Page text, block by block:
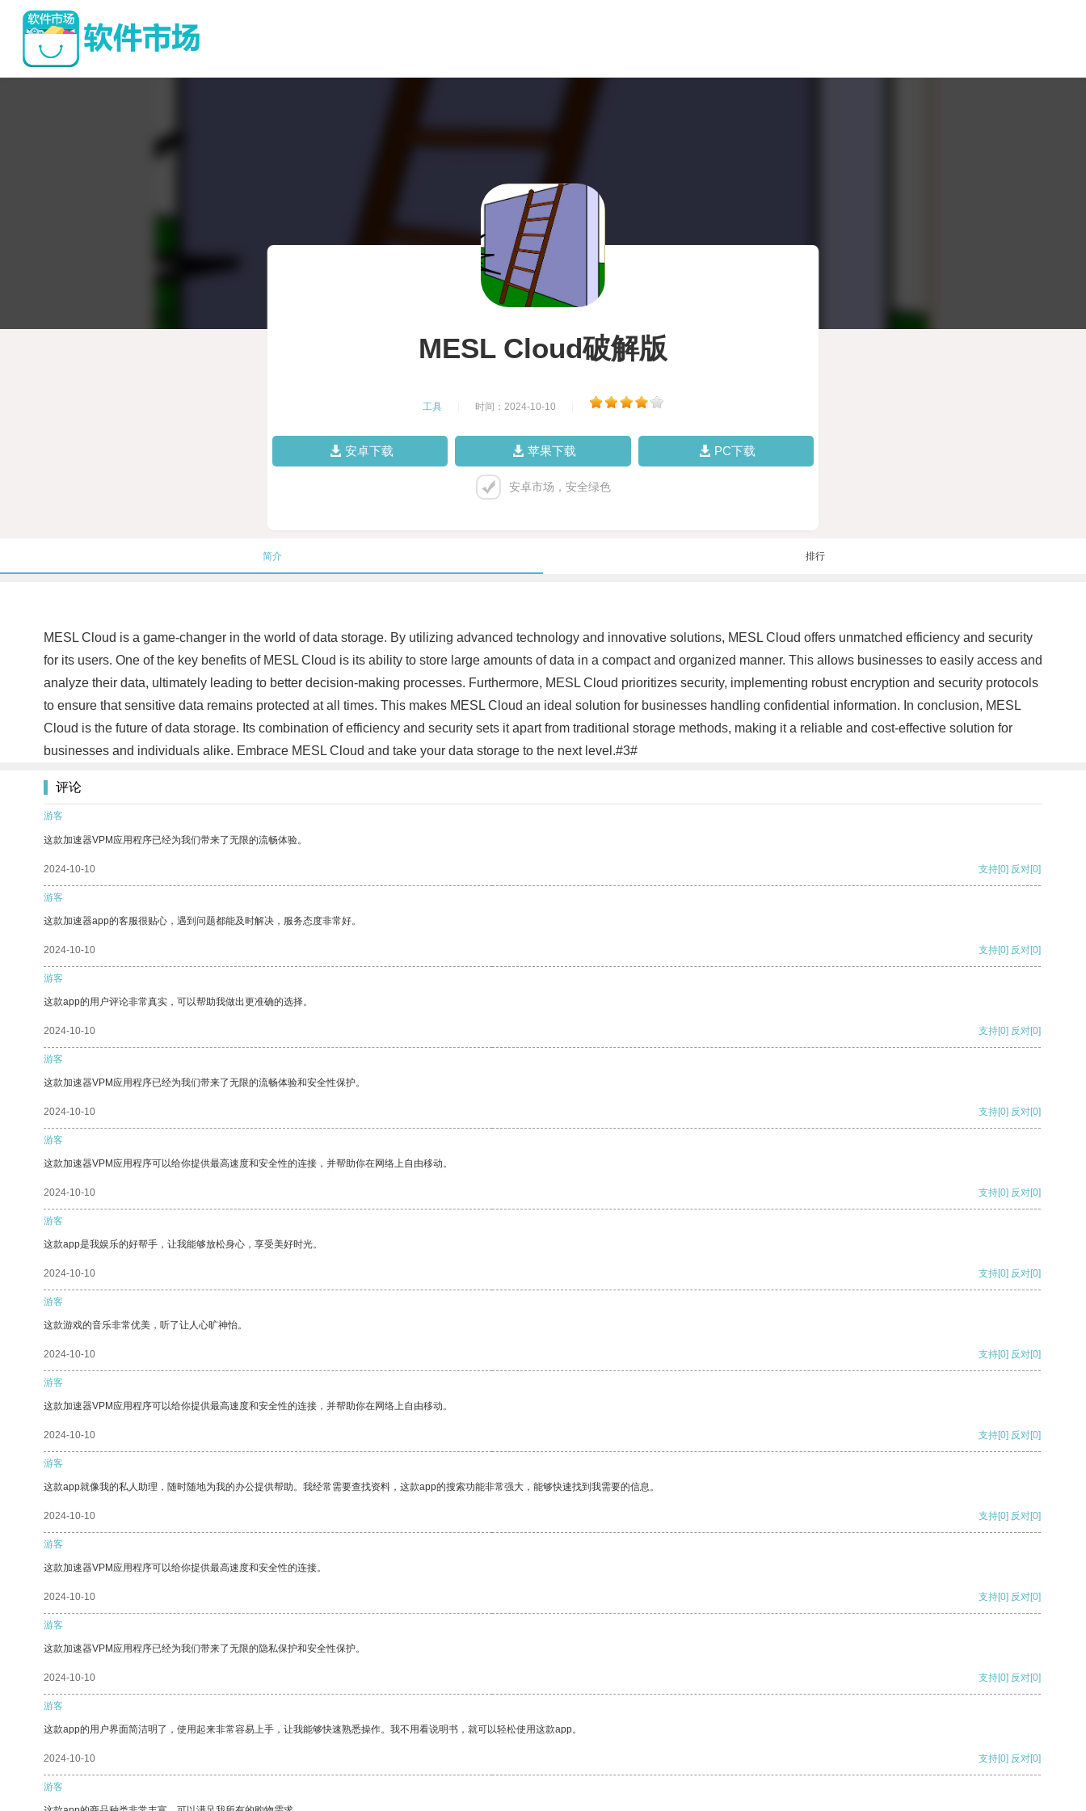
MESL Cloud破解版
工具 时间：2024-10-10
安卓下载 苹果下载 PC下载
安卓市场，安全绿色
简介 排行
MESL Cloud is a game-changer in the world of data storage. By utilizing advanced technology and innovative solutions, MESL Cloud offers unmatched efficiency and security
for its users. One of the key benefits of MESL Cloud is its ability to store large amounts of data in a compact and organized manner. This allows businesses to easily access and
analyze their data, ultimately leading to better decision-making processes. Furthermore, MESL Cloud prioritizes security, implementing robust encryption and security protocols
to ensure that sensitive data remains protected at all times. This makes MESL Cloud an ideal solution for businesses handling confidential information. In conclusion, MESL
Cloud is the future of data storage. Its combination of efficiency and security sets it apart from traditional storage methods, making it a reliable and cost-effective solution for
businesses and individuals alike. Embrace MESL Cloud and take your data storage to the next level.#3#
评论
游客
这款加速器VPM应用程序已经为我们带来了无限的流畅体验。
2024-10-10 支持[0] 反对[0]
游客
这款加速器app的客服很贴心，遇到问题都能及时解决，服务态度非常好。
2024-10-10 支持[0] 反对[0]
游客
这款app的用户评论非常真实，可以帮助我做出更准确的选择。
2024-10-10 支持[0] 反对[0]
游客
这款加速器VPM应用程序已经为我们带来了无限的流畅体验和安全性保护。
2024-10-10 支持[0] 反对[0]
游客
这款加速器VPM应用程序可以给你提供最高速度和安全性的连接，并帮助你在网络上自由移动。
2024-10-10 支持[0] 反对[0]
游客
这款app是我娱乐的好帮手，让我能够放松身心，享受美好时光。
2024-10-10 支持[0] 反对[0]
游客
这款游戏的音乐非常优美，听了让人心旷神怡。
2024-10-10 支持[0] 反对[0]
游客
这款加速器VPM应用程序可以给你提供最高速度和安全性的连接，并帮助你在网络上自由移动。
2024-10-10 支持[0] 反对[0]
游客
这款app就像我的私人助理，随时随地为我的办公提供帮助。我经常需要查找资料，这款app的搜索功能非常强大，能够快速找到我需要的信息。
2024-10-10 支持[0] 反对[0]
游客
这款加速器VPM应用程序可以给你提供最高速度和安全性的连接。
2024-10-10 支持[0] 反对[0]
游客
这款加速器VPM应用程序已经为我们带来了无限的隐私保护和安全性保护。
2024-10-10 支持[0] 反对[0]
游客
这款app的用户界面简洁明了，使用起来非常容易上手，让我能够快速熟悉操作。我不用看说明书，就可以轻松使用这款app。
2024-10-10 支持[0] 反对[0]
游客